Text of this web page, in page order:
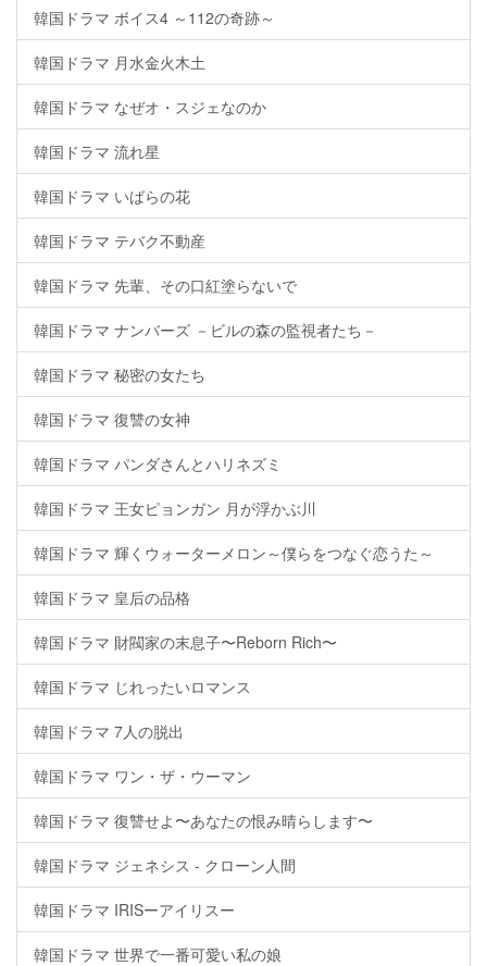
韓国ドラマ ボイス4 ～112の奇跡～
韓国ドラマ 月水金火木土
韓国ドラマ なぜオ・スジェなのか
韓国ドラマ 流れ星
韓国ドラマ いばらの花
韓国ドラマ テバク不動産
韓国ドラマ 先輩、その口紅塗らないで
韓国ドラマ ナンバーズ －ビルの森の監視者たち－
韓国ドラマ 秘密の女たち
韓国ドラマ 復讐の女神
韓国ドラマ パンダさんとハリネズミ
韓国ドラマ 王女ピョンガン 月が浮かぶ川
韓国ドラマ 輝くウォーターメロン～僕らをつなぐ恋うた～
韓国ドラマ 皇后の品格
韓国ドラマ 財閥家の末息子〜Reborn Rich〜
韓国ドラマ じれったいロマンス
韓国ドラマ 7人の脱出
韓国ドラマ ワン・ザ・ウーマン
韓国ドラマ 復讐せよ〜あなたの恨み晴らします〜
韓国ドラマ ジェネシス - クローン人間
韓国ドラマ IRISーアイリスー
韓国ドラマ 世界で一番可愛い私の娘